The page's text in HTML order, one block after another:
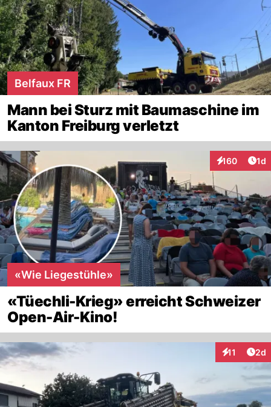
Belfaux FR
Mann bei Sturz mit Baumaschine im
Kanton Freiburg verletzt
160
Interaktionen
1d
«Wie Liegestühle»
«Tüechli-Krieg» erreicht Schweizer
Open-Air-Kino!
11 2d